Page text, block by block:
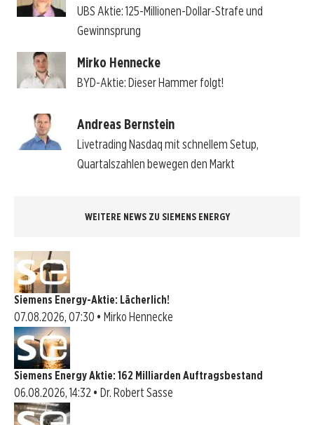
UBS Aktie: 125-Millionen-Dollar-Strafe und
Gewinnsprung
Mirko Hennecke
BYD-Aktie: Dieser Hammer folgt!
Andreas Bernstein
Livetrading Nasdaq mit schnellem Setup,
Quartalszahlen bewegen den Markt
WEITERE NEWS ZU SIEMENS ENERGY
Siemens Energy-Aktie: Lächerlich!
07.08.2026, 07:30 • Mirko Hennecke
Siemens Energy Aktie: 162 Milliarden Auftragsbestand
06.08.2026, 14:32 • Dr. Robert Sasse